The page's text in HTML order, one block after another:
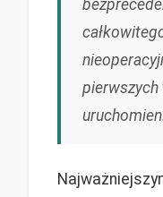
pierwszych